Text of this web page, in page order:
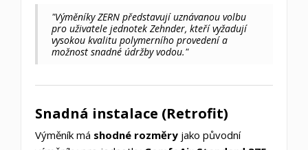
"Výměníky ZERN představují uznávanou volbu
pro uživatele jednotek Zehnder, kteří vyžadují
vysokou kvalitu polymerního provedení a
možnost snadné údržby vodou."
Snadná instalace (Retrofit)
Výměník má shodné rozměry jako původní